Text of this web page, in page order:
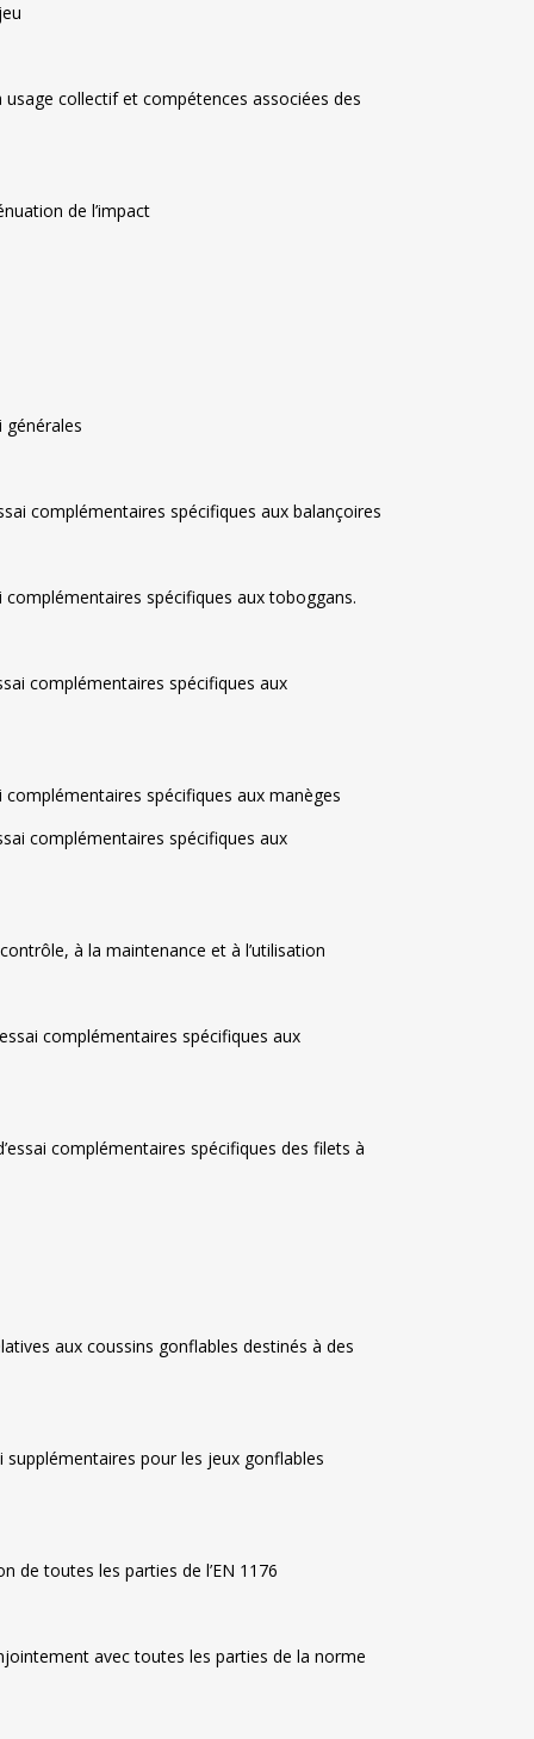
collectif et compétences associées des
de l’impact
générales
complémentaires spécifiques aux balançoires
complémentaires spécifiques aux toboggans.
complémentaires spécifiques aux
complémentaires spécifiques aux manèges
complémentaires spécifiques aux
à la maintenance et à l’utilisation
complémentaires spécifiques aux
complémentaires spécifiques des filets à
aux coussins gonflables destinés à des
supplémentaires pour les jeux gonflables
de toutes les parties de l’EN 1176
avec toutes les parties de la norme